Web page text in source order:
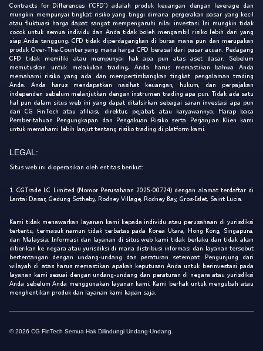
Contracts for Differences ('CFD') adalah produk keuangan dengan leverage dan
mungkin mempunyai tingkat risiko yang tinggi dimana pergerakan pasar yang kecil
atau fluktuasi harga dapat sangat mempengaruhi nilai investasi. Ini mungkin tidak
cocok untuk semua individu dan Anda tidak boleh mengambil risiko lebih dari yang
siap Anda tanggung. CFD tidak diperdagangkan di bursa mana pun dan merupakan
produk Over-The-Counter yang mana harga CFD berasal dari pasar acuan. Pedagang
CFD tidak memiliki atau mempunyai hak apa pun atas aset dasar. Sebelum
memutuskan untuk melakukan trading, Anda harus memastikan bahwa Anda
memahami risiko yang ada dan mempertimbangkan tingkat pengalaman trading
Anda. Anda harus mendapatkan nasihat keuangan, hukum, dan perpajakan
independen sebelum melanjutkan dengan instrumen trading apa pun. Tidak ada satu
hal pun dalam situs web ini yang dapat ditafsirkan sebagai saran investasi apa pun
dari CG FinTech atau afiliasi, direktur, pejabat, atau karyawannya. Harap baca
Pemberitahuan Pengungkapan dan Pengakuan Risiko serta Perjanjian Klien kami
untuk memahami lebih lanjut tentang risiko trading di platform kami.
LEGAL:
Situs web ini dioperasikan oleh entitas berikut:
1. CGTrade LC Limited (Nomor Perusahaan 2025-00724) dengan alamat terdaftar di
Lantai Dasar, Gedung Sotheby, Rodney Village, Rodney Bay, Gros-Islet, Saint Lucia.
Kami tidak menawarkan layanan kami kepada individu atau perusahaan di yurisdiksi
tertentu, termasuk namun tidak terbatas pada Korea Utara, Hong Kong, Singapura,
dan Malaysia. Informasi dan layanan di situs web kami tidak berlaku dan tidak akan
diberikan ke negara atau yurisdiksi di mana distribusi informasi dan layanan tersebut
bertentangan dengan undang-undang dan peraturan setempat. Pengunjung dari
wilayah di atas harus memastikan apakah keputusan Anda untuk berinvestasi pada
layanan kami sesuai dengan undang-undang dan peraturan di negara atau yurisdiksi
Anda sebelum Anda menggunakan layanan kami. Kami berhak untuk mengubah atau
menghentikan produk dan layanan kami kapan saja.
© 2026 CG FinTech Semua Hak Dilindungi Undang-Undang.